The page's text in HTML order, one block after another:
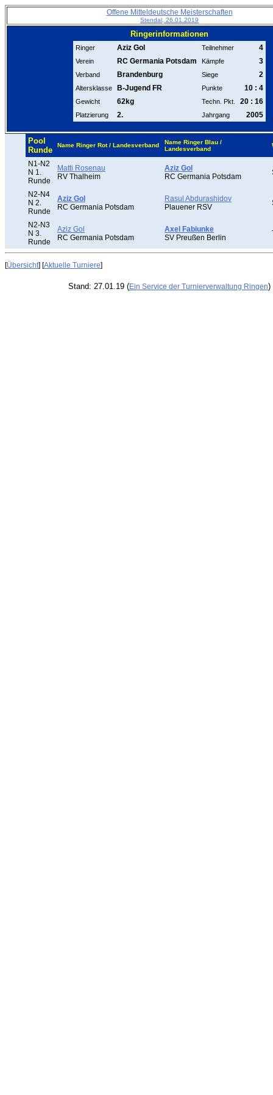
Offene Mitteldeutsche Meisterschaften
Stendal, 26.01.2019
Ringerinformationen
Ringer Aziz Gol Teilnehmer 4
Verein RC Germania Potsdam Kämpfe 3
Verband Brandenburg Siege 2
Altersklasse B-Jugend FR Punkte 10 : 4
Gewicht 62kg Techn. Pkt. 20 : 16
Platzierung 2. Jahrgang 2005
Pool
Runde
Name Ringer Rot / Landesverband
Name Ringer Blau /
Landesverband
N1-N2
N 1.
Runde
Matti Rosenau
RV Thalheim
Aziz Gol
RC Germania Potsdam
N2-N4
N 2.
Runde
Aziz Gol
RC Germania Potsdam
Rasul Abdurashidov
Plauener RSV
N2-N3
N 3.
Runde
Aziz Gol
RC Germania Potsdam
Axel Fabiunke
SV Preußen Berlin
[Übersicht] [Aktuelle Turniere]
Stand: 27.01.19 (Ein Service der Turnierverwaltung Ringen)